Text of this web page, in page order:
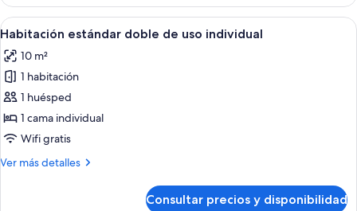
balcón,
vistas
mar
Abrir
todas
las
fotos
de
Habitación
estándar
de
Una habitación de hotel con una
6
Habitación estándar doble de uso individual
10 m²
1 habitación
1 huésped
1 cama individual
Wifi gratis
Ver más detalles
Más
Consultar precios y disponibilidad